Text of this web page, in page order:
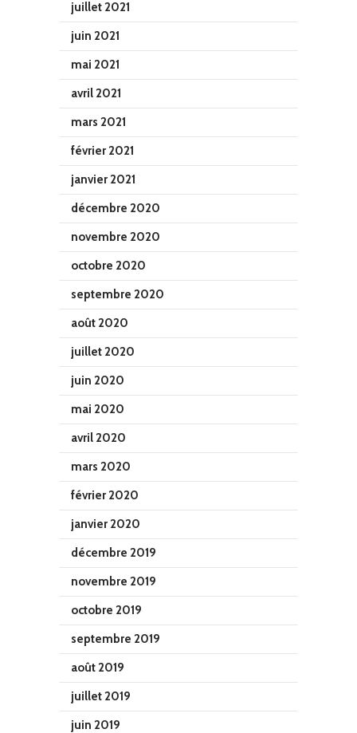
juillet 2021
juin 2021
mai 2021
avril 2021
mars 2021
février 2021
janvier 2021
décembre 2020
novembre 2020
octobre 2020
septembre 2020
août 2020
juillet 2020
juin 2020
mai 2020
avril 2020
mars 2020
février 2020
janvier 2020
décembre 2019
novembre 2019
octobre 2019
septembre 2019
août 2019
juillet 2019
juin 2019